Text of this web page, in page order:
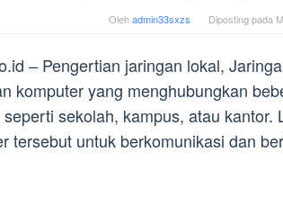
Olehadmin33sxzs Diposting pada
– Pengertian jaringan lokal,
komputer yang menghubungkan
sekolah, kampus, atau kantor.
tersebut untuk berkomunikasi dan